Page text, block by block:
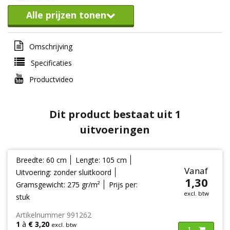
Alle prijzen tonen
Omschrijving
Specificaties
Productvideo
Dit product bestaat uit 1
uitvoeringen
Breedte: 60 cm
Lengte: 105 cm
Uitvoering: zonder sluitkoord
Gramsgewicht: 275 gr/m²
Prijs per:
stuk
Vanaf
1,30
excl. btw
Artikelnummer 991262
1 à € 3,20 excl. btw